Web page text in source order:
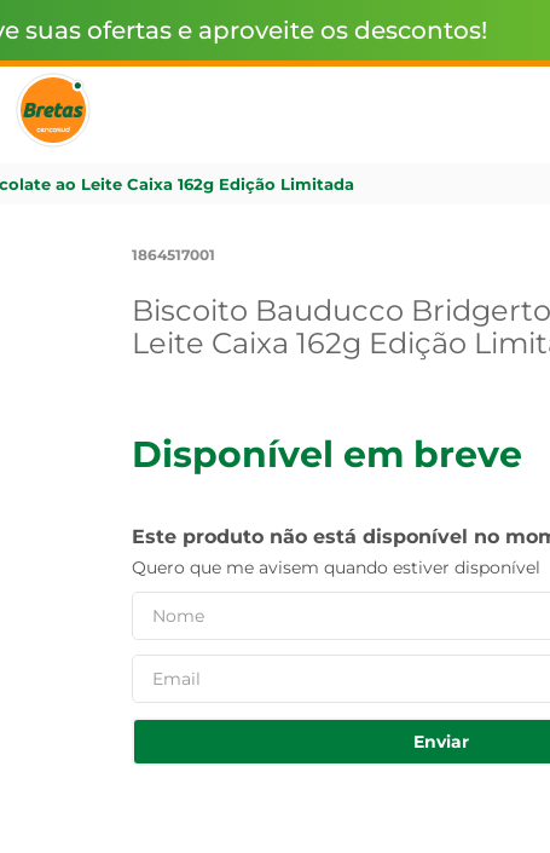
suas ofertas e aproveite os descontos!
ao Leite Caixa 162g Edição Limitada
1864517001
Biscoito Bauducco
Leite Caixa 162g Edição
Disponível em breve
Este produto não está disponível no
Quero que me avisem quando estiver disponível
Enviar